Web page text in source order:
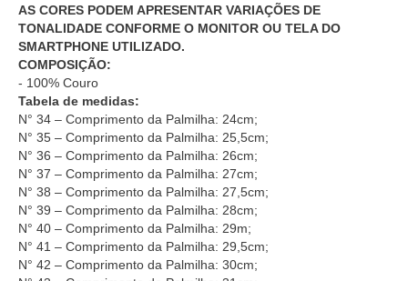
AS CORES PODEM APRESENTAR VARIAÇÕES DE
TONALIDADE CONFORME O MONITOR OU TELA DO
SMARTPHONE UTILIZADO.
COMPOSIÇÃO:
- 100% Couro
Tabela de medidas:
N° 34 – Comprimento da Palmilha: 24cm;
N° 35 – Comprimento da Palmilha: 25,5cm;
N° 36 – Comprimento da Palmilha: 26cm;
N° 37 – Comprimento da Palmilha: 27cm;
N° 38 – Comprimento da Palmilha: 27,5cm;
N° 39 – Comprimento da Palmilha: 28cm;
N° 40 – Comprimento da Palmilha: 29m;
N° 41 – Comprimento da Palmilha: 29,5cm;
N° 42 – Comprimento da Palmilha: 30cm;